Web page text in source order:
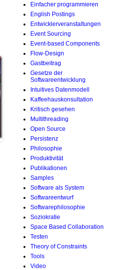
Einfacher programmieren
English Postings
Entwicklerveranstaltungen
Event Sourcing
Event-based Components
Flow-Design
Gastbeitrag
Gesetze der
Softwareentwicklung
Intuitives Datenmodell
Kaffeehauskonsultation
Kritisch gesehen
Multithreading
Open Source
Persistenz
Philosophie
Produktivität
Publikationen
Samples
Software als System
Softwareentwurf
Softwarephilosophie
Soziokratie
Space Based Collaboration
Testen
Theory of Constraints
Tools
Video